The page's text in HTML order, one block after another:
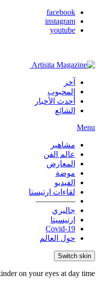
facebook
instagram
youtube
آخر
المحبوب
أحدث الأخبار
الشائع
Menu
مشاهير
عالم الفن
المعارض
موضة
الفيديو
لقاءات ارتيستا
—————
جاليري
ارتيسيتا
Covid-19
حول العالم
Switch skin
on your eyes at day time.